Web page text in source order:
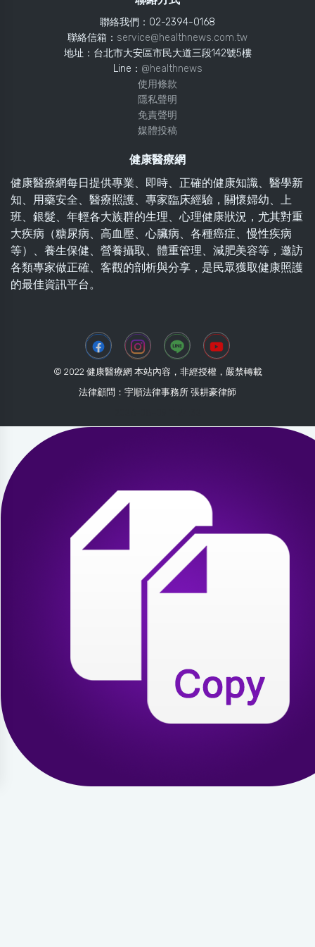
聯絡我們：02-2394-0168
聯絡信箱： service@healthnews.com.tw
地址：台北市大安區市民大道三段142號5樓
Line： @healthnews
使用條款
隱私聲明
免責聲明
媒體投稿
健康醫療網
健康醫療網每日提供專業、即時、正確的健康知識、醫學新
知、用藥安全、醫療照護、專家臨床經驗，關懷婦幼、上
班、銀髮、年輕各大族群的生理、心理健康狀況，尤其對重
大疾病（糖尿病、高血壓、心臟病、各種癌症、慢性疾病
等）、養生保健、營養攝取、體重管理、減肥美容等，邀訪
各類專家做正確、客觀的剖析與分享，是民眾獲取健康照護
的最佳資訊平台。
© 2022 健康醫療網 本站內容，非經授權，嚴禁轉載
法律顧問：宇順法律事務所 張耕豪律師